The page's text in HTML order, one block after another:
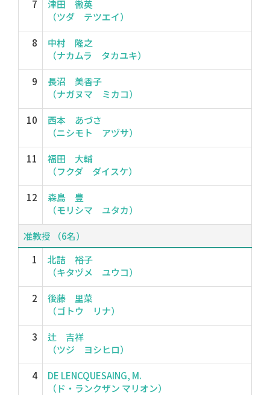
7
津田 徹英
（ツダ テツエイ）
8
中村 隆之
（ナカムラ タカユキ）
9
長沼 美香子
（ナガヌマ ミカコ）
10
西本 あづさ
（ニシモト アヅサ）
11
福田 大輔
（フクダ ダイスケ）
12
森島 豊
（モリシマ ユタカ）
准教授 （6名）
1
北詰 裕子
（キタヅメ ユウコ）
2
後藤 里菜
（ゴトウ リナ）
3
辻 吉祥
（ツジ ヨシヒロ）
4
DE LENCQUESAING, M.
（ド・ランクザン マリオン）